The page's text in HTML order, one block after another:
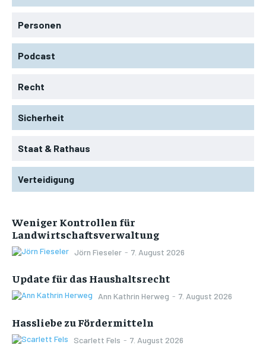
Personen
Podcast
Recht
Sicherheit
Staat & Rathaus
Verteidigung
Weniger Kontrollen für
Landwirtschaftsverwaltung
Jörn Fieseler - 7. August 2026
Update für das Haushaltsrecht
Ann Kathrin Herweg - 7. August 2026
Hassliebe zu Fördermitteln
Scarlett Fels - 7. August 2026